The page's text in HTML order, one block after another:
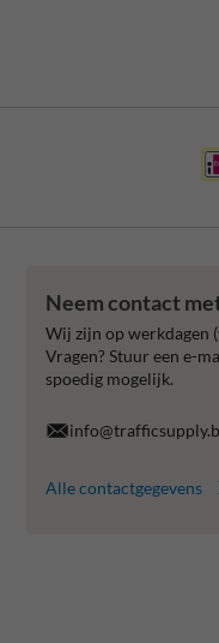
Neem contact
Wij zijn op werkdagen
Vragen? Stuur een e-
spoedig mogelijk.
Alle contactgegevens